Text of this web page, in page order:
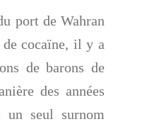
port de Wahran
cocaïne, il y a
de barons de
des années
un seul surnom